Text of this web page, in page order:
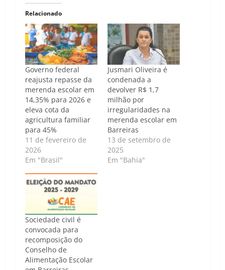
Relacionado
Governo federal
reajusta repasse da
merenda escolar em
14,35% para 2026 e
eleva cota da
agricultura familiar
para 45%
11 de fevereiro de
2026
Em "Brasil"
Jusmari Oliveira é
condenada a
devolver R$ 1,7
milhão por
irregularidades na
merenda escolar em
Barreiras
13 de setembro de
2025
Em "Bahia"
Sociedade civil é
convocada para
recomposição do
Conselho de
Alimentação Escolar